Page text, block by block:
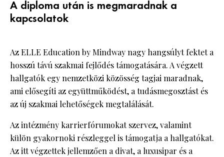
A diploma után is megmaradnak a
kapcsolatok
Az ELLE Education by Mindway nagy hangsúlyt fektet a
hosszú távú szakmai fejlődés támogatására. A végzett
hallgatók egy nemzetközi közösség tagjai maradnak,
ami elősegíti az együttműködést, a tudásmegosztást és
az új szakmai lehetőségek megtalálását.
Az intézmény karrierfórumokat szervez, valamint
külön gyakornoki részleggel is támogatja a hallgatókat.
Az itt végzettek jellemzően a divat, a luxusipar és a